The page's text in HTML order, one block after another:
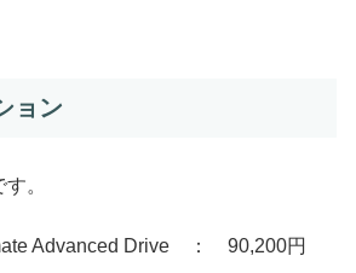
ョン
。
Advanced Drive ： 90,200円